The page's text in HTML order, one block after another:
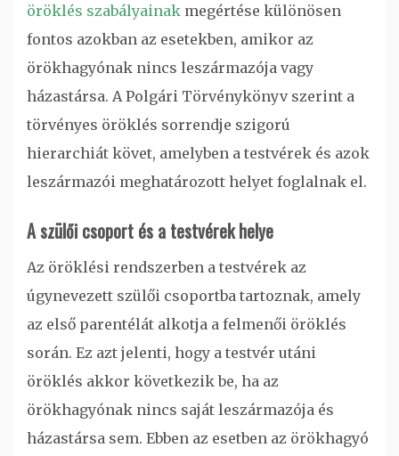
öröklés szabályainak megértése különösen
fontos azokban az esetekben, amikor az
örökhagyónak nincs leszármazója vagy
házastársa. A Polgári Törvénykönyv szerint a
törvényes öröklés sorrendje szigorú
hierarchiát követ, amelyben a testvérek és azok
leszármazói meghatározott helyet foglalnak el.
A szülői csoport és a testvérek helye
Az öröklési rendszerben a testvérek az
úgynevezett szülői csoportba tartoznak, amely
az első parentélát alkotja a felmenői öröklés
során. Ez azt jelenti, hogy a testvér utáni
öröklés akkor következik be, ha az
örökhagyónak nincs saját leszármazója és
házastársa sem. Ebben az esetben az örökhagyó